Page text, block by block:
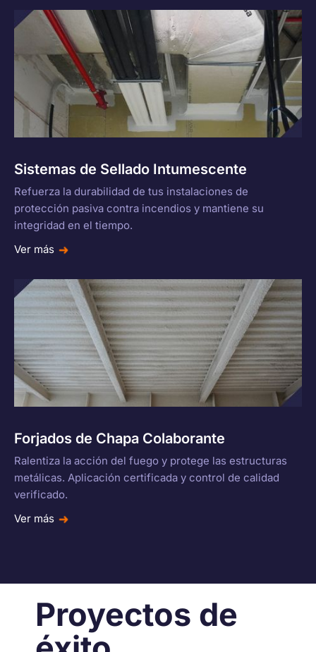
Sistemas de Sellado Intumescente
Refuerza la durabilidad de tus instalaciones de
protección pasiva contra incendios y mantiene su
integridad en el tiempo.
Ver más
Forjados de Chapa Colaborante
Ralentiza la acción del fuego y protege las estructuras
metálicas. Aplicación certificada y control de calidad
verificado.
Ver más
Proyectos de